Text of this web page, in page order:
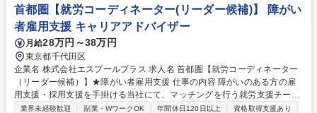
ず、業務を通じてチーム全体の目標達成をサポートいただくポジションで
す。テレアポでの新規開拓業務は想定していません。 募集職種 【フルリ
モート／時短可】クライアントサポート担当｜残業月10h未満｜
首都圏【就労コーディネーター(リーダー候補)】 障がい
者雇用支援 キャリアアドバイザー
月給28万円～38万円
東京都千代田区
企業名 株式会社エスプールプラス 求人名 首都圏【就労コーディネーター
（リーダー候補）】★障がい者雇用支援 仕事の内容 障がいのある方の雇
用支援・採用支援を手掛ける当社にて、マッチングを行う就労支援チーム
のリーダーとして、複数のチームを統括・マネジメントを担っていただき
業界未経験歓迎 副業・WワークOK 年間休日120日以上
資格取得支援あり